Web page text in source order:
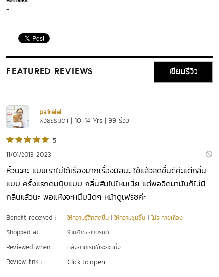
-
FEATURED REVIEWS เขียนรีวิว
paireiei
ผิวธรรมดา | 10-14 Yrs | 99 รีวิว
5
11/01/2013 20:23
หิ้วนะคะ แบบเราไม่ได้เรื่องมากเรื่องมิสนะ ใช้แล้วสดชื่นดีค่ะแต่กลิ่น
แบบ ครั้งแรกดมปุ้บแบบ กลิ่นส้มไปไหมเนี่ย แต่พอฉีดมามันก็ไม่มี
กลิ่นแล้วนะ พอแห้งจะหนึบนิดๆ หน้าดูเฟรชค่ะ
Benefit received : ให้ความรู้สึกสดชื่น |ให้ความชุ่มชื้น |ไม่ระคายเคือง
Shopped at : ร้านค้าของแบรนด์
Reviewed when : หลังจากเริ่มใช้ระยะหนึ่ง
Review link : Click to open